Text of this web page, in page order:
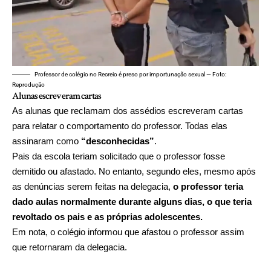
Professor de colégio no Recreio é preso por importunação sexual — Foto:
Reprodução
Alunas escreveram cartas
As alunas que reclamam dos assédios escreveram cartas
para relatar o comportamento do professor. Todas elas
assinaram como “desconhecidas”.
Pais da escola teriam solicitado que o professor fosse
demitido ou afastado. No entanto, segundo eles, mesmo após
as denúncias serem feitas na delegacia, o professor teria
dado aulas normalmente durante alguns dias, o que teria
revoltado os pais e as próprias adolescentes.
Em nota, o colégio informou que afastou o professor assim
que retornaram da delegacia.